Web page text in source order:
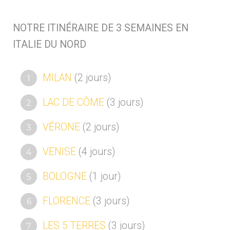
NOTRE ITINÉRAIRE DE 3 SEMAINES EN
ITALIE DU NORD
MILAN (2 jours)
LAC DE CÔME (3 jours)
VÉRONE (2 jours)
VENISE (4 jours)
BOLOGNE (1 jour)
FLORENCE (3 jours)
LES 5 TERRES (3 jours)